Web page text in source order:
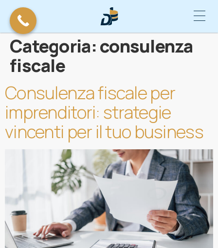
Categoria:consulenza
fiscale
Consulenza fiscale per
imprenditori: strategie
vincenti per il tuo business